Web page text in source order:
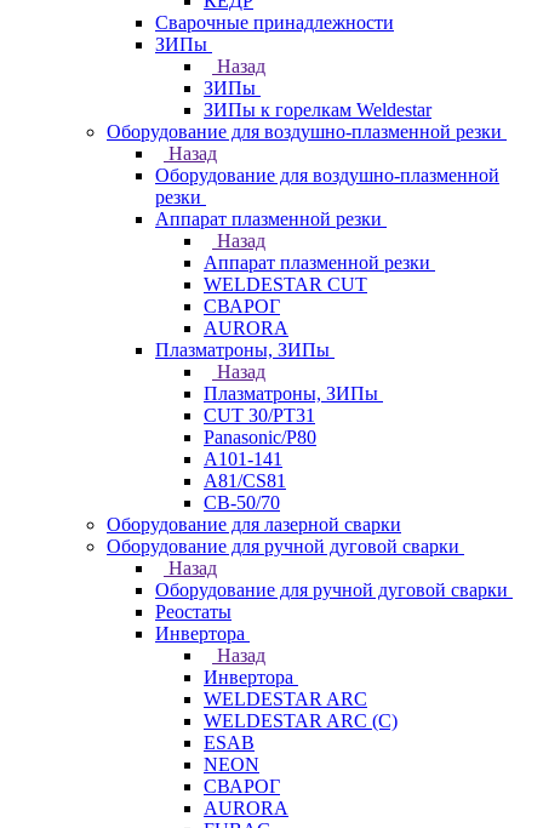
Сварочные принадлежности
ЗИПы
Назад
ЗИПы
ЗИПы к горелкам Weldestar
Оборудование для воздушно-плазменной резки
Назад
Оборудование для воздушно-плазменной
резки
Аппарат плазменной резки
Назад
Аппарат плазменной резки
WELDESTAR CUT
СВАРОГ
AURORA
Плазматроны, ЗИПы
Назад
Плазматроны, ЗИПы
CUT 30/PT31
Panasonic/P80
А101-141
А81/CS81
СВ-50/70
Оборудование для лазерной сварки
Оборудование для ручной дуговой сварки
Назад
Оборудование для ручной дуговой сварки
Реостаты
Инвертора
Назад
Инвертора
WELDESTAR ARC
WELDESTAR ARC (С)
ESAB
NEON
СВАРОГ
AURORA